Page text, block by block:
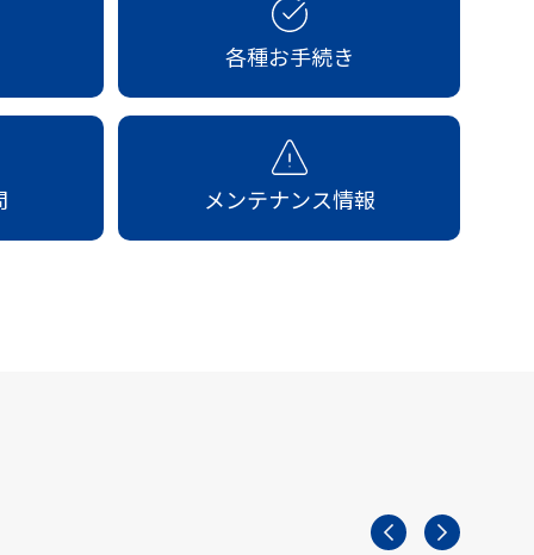
各種お手続き
メンテナンス情報